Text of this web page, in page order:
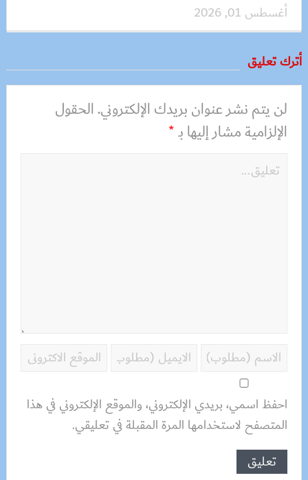
أغسطس 01, 2026
أترك تعليق
لن يتم نشر عنوان بريدك الإلكتروني.الحقول
الإلزامية مشار إليها بـ*
احفظ اسمي، بريدي الإلكتروني، والموقع الإلكتروني في هذا
المتصفح لاستخدامها المرة المقبلة في تعليقي.